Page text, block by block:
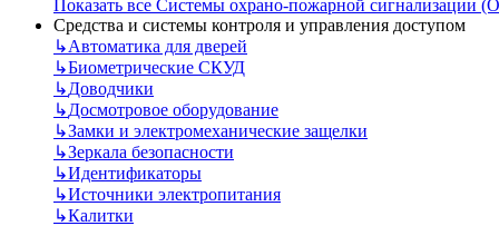
Показать все Системы охрано-пожарной сигнализации
Средства и системы контроля и управления доступом
↳Автоматика для дверей
↳Биометрические СКУД
↳Доводчики
↳Досмотровое оборудование
↳Замки и электромеханические защелки
↳Зеркала безопасности
↳Идентификаторы
↳Источники электропитания
↳Калитки